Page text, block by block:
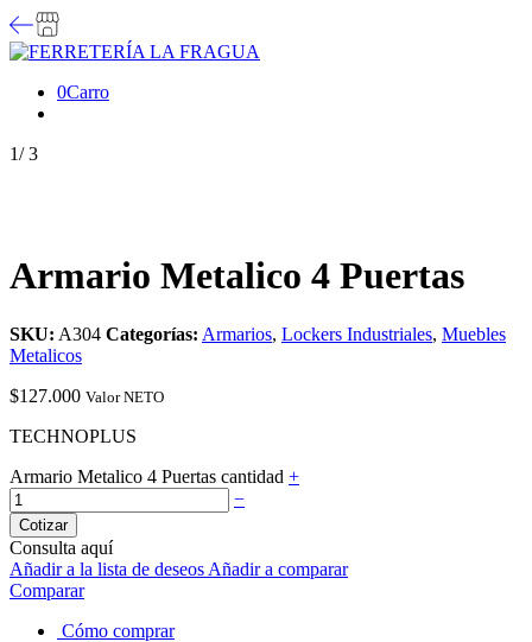
0Carro
1/3
Armario Metalico 4 Puertas
SKU: A304 Categorías: Armarios, Lockers Industriales, Muebles
Metalicos
$127.000 Valor NETO
TECHNOPLUS
Armario Metalico 4 Puertas cantidad +
−
Cotizar
Consulta aquí
Añadir a la lista de deseos Añadir a comparar
Comparar
Cómo comprar